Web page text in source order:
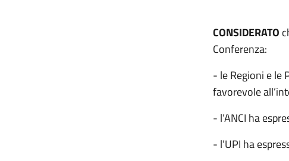
CONSIDERATO
Conferenza:
- le Regioni e le
favorevole
- l’ANCI ha
- l’UPI ha